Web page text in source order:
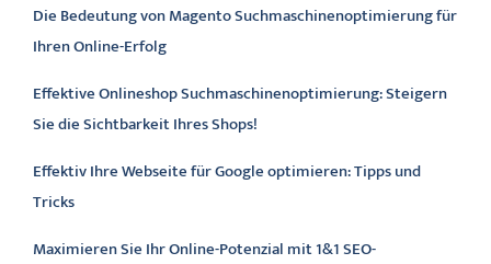
Die Bedeutung von Magento Suchmaschinenoptimierung für
Ihren Online-Erfolg
Effektive Onlineshop Suchmaschinenoptimierung: Steigern
Sie die Sichtbarkeit Ihres Shops!
Effektiv Ihre Webseite für Google optimieren: Tipps und
Tricks
Maximieren Sie Ihr Online-Potenzial mit 1&1 SEO-